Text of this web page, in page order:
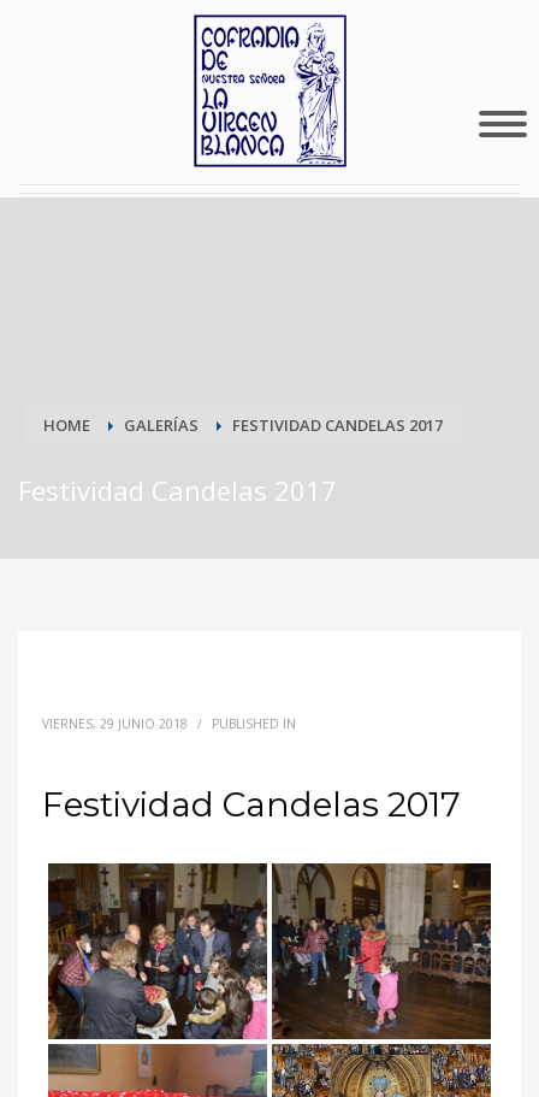
HOME GALERÍAS FESTIVIDAD CANDELAS 2017
Festividad Candelas 2017
VIERNES, 29 JUNIO 2018 / PUBLISHED IN
Festividad Candelas 2017